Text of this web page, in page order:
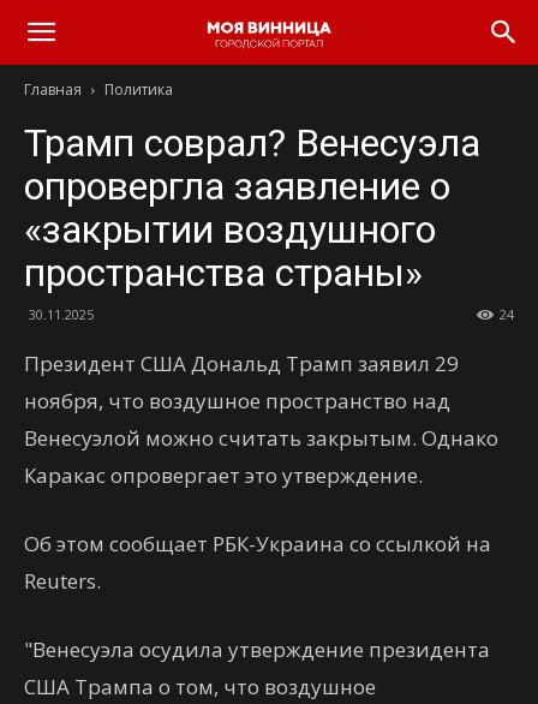
Главная Политика
Трамп соврал? Венесуэла
опровергла заявление о
«закрытии воздушного
пространства страны»
30.11.2025 24
Президент США Дональд Трамп заявил 29
ноября, что воздушное пространство над
Венесуэлой можно считать закрытым. Однако
Каракас опровергает это утверждение.
Об этом сообщает РБК-Украина со ссылкой на
Reuters.
"Венесуэла осудила утверждение президента
США Трампа о том, что воздушное